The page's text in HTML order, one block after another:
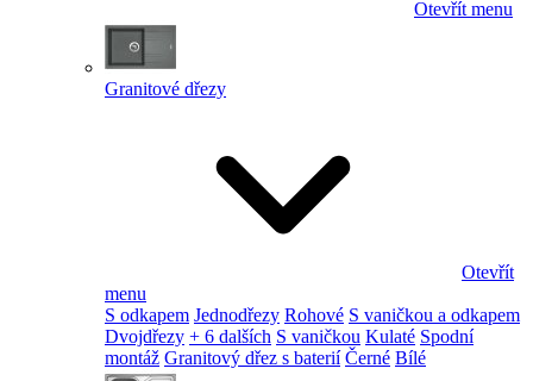
Otevřít menu
Granitové dřezy
Otevřít
menu
S odkapem Jednodřezy Rohové S vaničkou a odkapem
Dvojdřezy + 6 dalších S vaničkou Kulaté Spodní
montáž Granitový dřez s baterií Černé Bílé